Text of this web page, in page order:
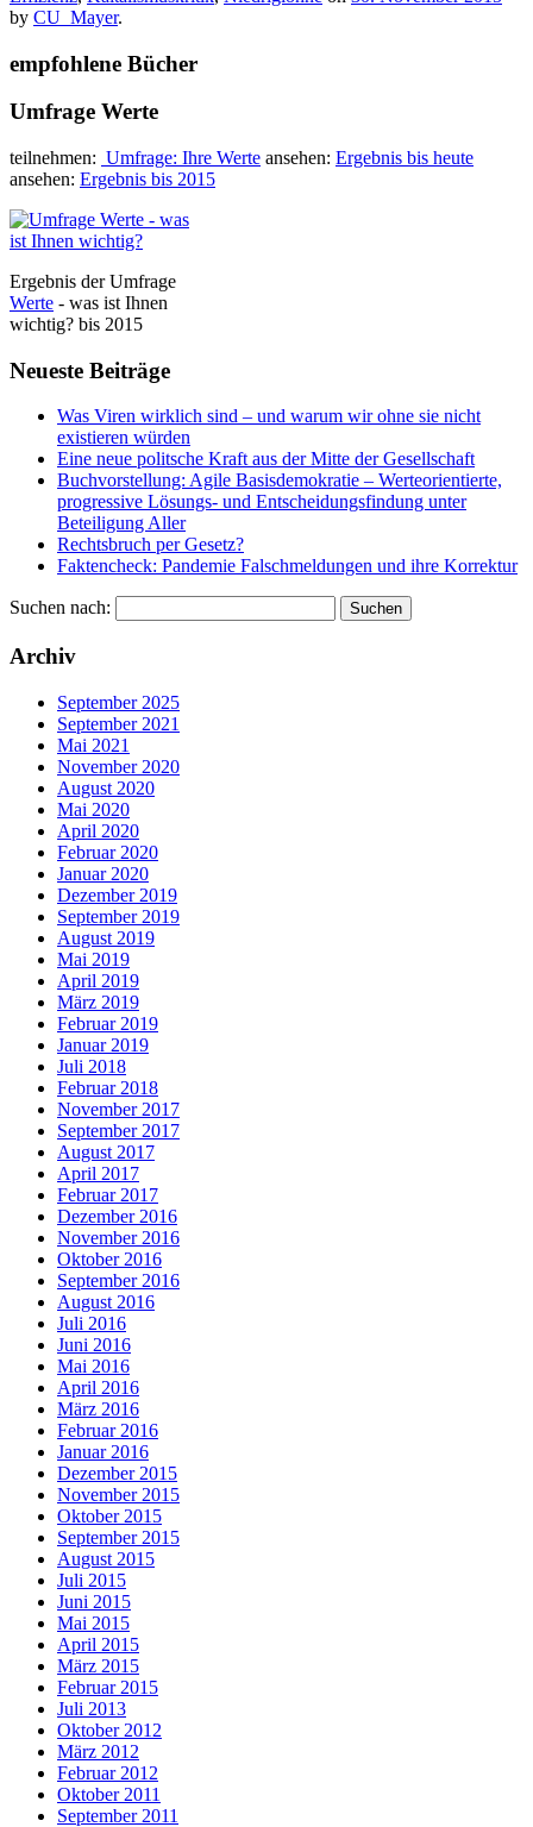
by CU_Mayer.
empfohlene Bücher
Umfrage Werte
teilnehmen: Umfrage: Ihre Werte ansehen: Ergebnis bis heute
ansehen: Ergebnis bis 2015
Ergebnis der Umfrage
Werte - was ist Ihnen
wichtig? bis 2015
Neueste Beiträge
Was Viren wirklich sind – und warum wir ohne sie nicht
existieren würden
Eine neue politsche Kraft aus der Mitte der Gesellschaft
Buchvorstellung: Agile Basisdemokratie – Werteorientierte,
progressive Lösungs- und Entscheidungsfindung unter
Beteiligung Aller
Rechtsbruch per Gesetz?
Faktencheck: Pandemie Falschmeldungen und ihre Korrektur
Suchen nach:
Archiv
September 2025
September 2021
Mai 2021
November 2020
August 2020
Mai 2020
April 2020
Februar 2020
Januar 2020
Dezember 2019
September 2019
August 2019
Mai 2019
April 2019
März 2019
Februar 2019
Januar 2019
Juli 2018
Februar 2018
November 2017
September 2017
August 2017
April 2017
Februar 2017
Dezember 2016
November 2016
Oktober 2016
September 2016
August 2016
Juli 2016
Juni 2016
Mai 2016
April 2016
März 2016
Februar 2016
Januar 2016
Dezember 2015
November 2015
Oktober 2015
September 2015
August 2015
Juli 2015
Juni 2015
Mai 2015
April 2015
März 2015
Februar 2015
Juli 2013
Oktober 2012
März 2012
Februar 2012
Oktober 2011
September 2011